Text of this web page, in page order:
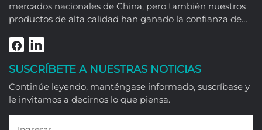
mercados nacionales de China, pero también nuestros
productos de alta calidad han ganado la confianza de
Oriente, América del Sur, África y América del Norte.
SUSCRÍBETE A NUESTRAS NOTICIAS
Continúe leyendo, manténgase informado, suscríbase y
le invitamos a decirnos lo que piensa.